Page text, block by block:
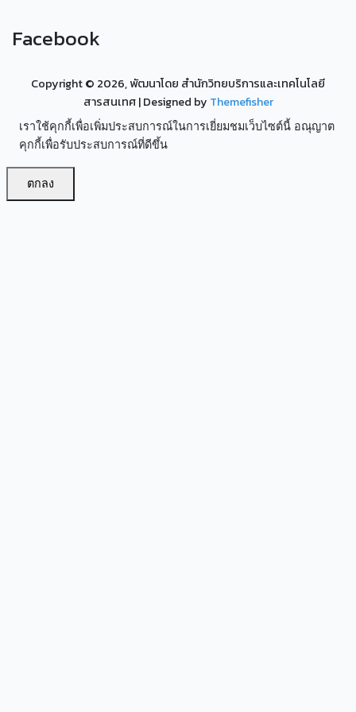
Facebook
Copyright © 2026, พัฒนาโดย สำนักวิทยบริการและเทคโนโลยี
สารสนเทศ| Designed by Themefisher
เราใช้คุกกี้เพื่อเพิ่มประสบการณ์ในการเยี่ยมชมเว็บไซต์นี้ อณุญาต
คุกกี้เพื่อรับประสบการณ์ที่ดีขึ้น
ตกลง